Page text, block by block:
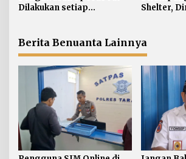
Dilakukan setiap
Shelter,
Berita Benuanta Lainnya